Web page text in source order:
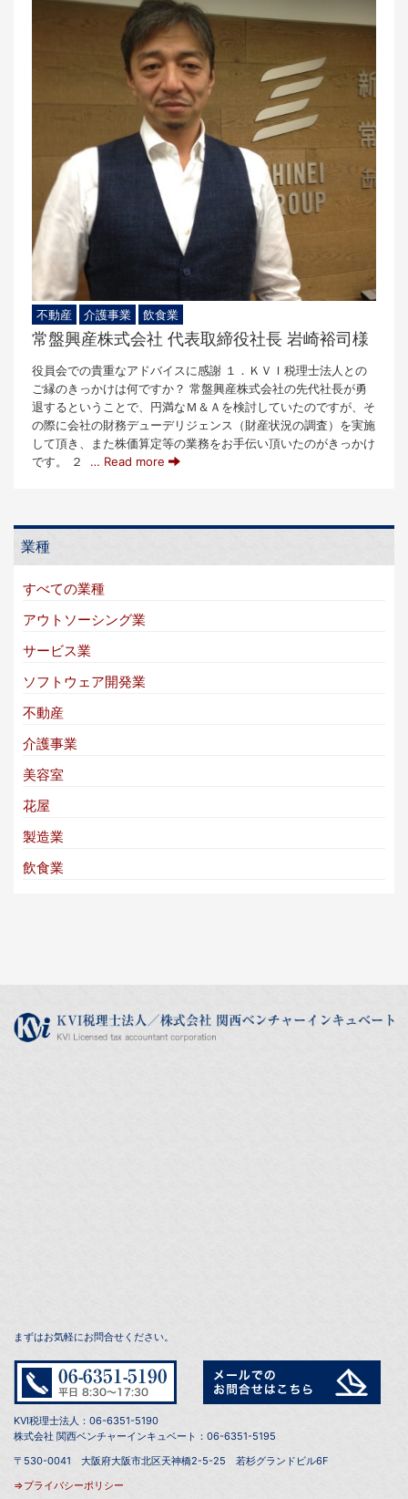
不動産 介護事業 飲食業
常盤興産株式会社 代表取締役社長 岩崎裕司様
役員会での貴重なアドバイスに感謝 １．ＫＶＩ税理士法人との
ご縁のきっかけは何ですか？ 常盤興産株式会社の先代社長が勇
退するということで、円満なＭ＆Ａを検討していたのですが、そ
の際に会社の財務デューデリジェンス（財産状況の調査）を実施
して頂き、また株価算定等の業務をお手伝い頂いたのがきっかけ
です。 ２ … Read more
業種
すべての業種
アウトソーシング業
サービス業
ソフトウェア開発業
不動産
介護事業
美容室
花屋
製造業
飲食業
まずはお気軽にお問合せください。
KVI税理士法人：06-6351-5190
株式会社 関西ベンチャーインキュベート：06-6351-5195
〒530-0041 大阪府大阪市北区天神橋2-5-25 若杉グランドビル6F
⇒プライバシーポリシー